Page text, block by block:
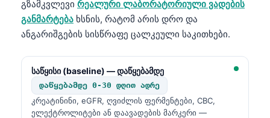
გზამკვლევი რეალური ლაბორატორიული ვადების
განმარტება ხსნის, რატომ არის დრო და
ანგარიშგების სისწრაფე ცალკეული საკითხები.
საწყისი (baseline) — დაწყებამდე
დაწყებამდე 0-30 დღით ადრე
კრეატინინი, eGFR, ღვიძლის ფერმენტები, CBC,
ელექტროლიტები ან დაავადების მარკერი —